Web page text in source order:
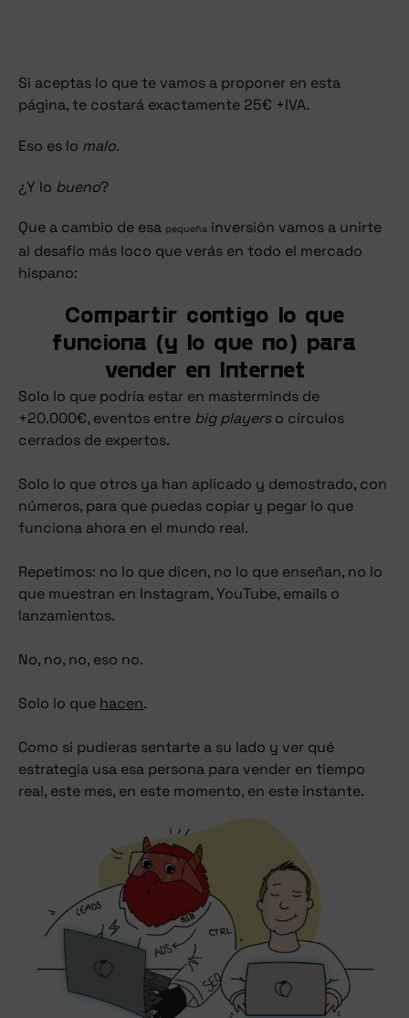
Si aceptas lo que te vamos a proponer en esta
página, te costará exactamente 25€ +IVA.
Eso es lo malo.
¿Y lo bueno?
Que a cambio de esa pequeña inversión vamos a unirte
al desafío más loco que verás en todo el mercado
hispano:
Compartir contigo lo que
funciona (y lo que no) para
vender en Internet
Solo lo que podría estar en masterminds de
+20.000€, eventos entre big playerso círculos
cerrados de expertos.
Solo lo que otros ya han aplicado y demostrado, con
números, para que puedas copiar y pegar lo que
funciona ahora en el mundo real.
Repetimos: no lo que dicen, no lo que enseñan, no lo
que muestran en Instagram, YouTube, emails o
lanzamientos.
No, no, no, eso no.
Solo lo que hacen.
Como si pudieras sentarte a su lado y ver qué
estrategia usa esa persona para vender en tiempo
real, este mes, en este momento, en este instante.